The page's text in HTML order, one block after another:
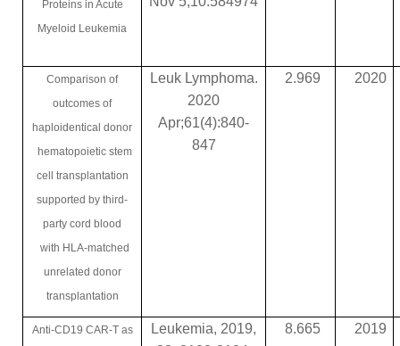
Proteins in Acute
Myeloid Leukemia
Comparison of
outcomes of
haploidentical donor
hematopoietic stem
cell transplantation
supported by third-
party cord blood
with HLA-matched
unrelated donor
transplantation
Leuk Lymphoma.
2020
Apr;61(4):840-
847
2.969 2020
Anti-CD19 CAR-T as
Leukemia, 2019,
8.665 2019